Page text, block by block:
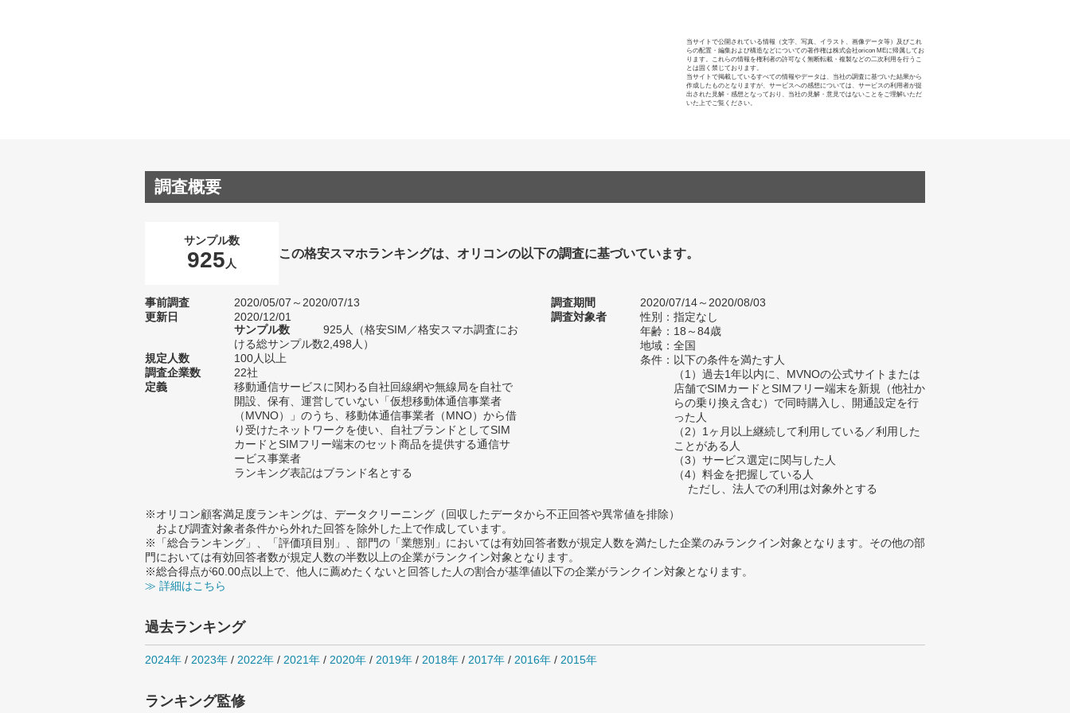
当サイトで公開されている情報（文字、写真、イラスト、画像データ等）及びこれ
らの配置・編集および構造などについての著作権は株式会社oricon MEに帰属してお
ります。これらの情報を権利者の許可なく無断転載・複製などの二次利用を行うこ
とは固く禁じております。
当サイトで掲載しているすべての情報やデータは、当社の調査に基づいた結果から
作成したものとなりますが、サービスへの感想については、サービスの利用者が提
出された見解・感想となっており、当社の見解・意見ではないことをご理解いただ
いた上でご覧ください。
調査概要
サンプル数
925 人
この格安スマホランキングは、オリコンの以下の調査に基づいています。
事前調査
2020/05/07～2020/07/13
更新日
2020/12/01
サンプル数
925人（格安SIM／格安スマホ調査にお
ける総サンプル数2,498人）
規定人数
100人以上
調査企業数
22社
定義
移動通信サービスに関わる自社回線網や無線局を自社で
開設、保有、運営していない「仮想移動体通信事業者
（MVNO）」のうち、移動体通信事業者（MNO）から借
り受けたネットワークを使い、自社ブランドとしてSIM
カードとSIMフリー端末のセット商品を提供する通信サ
ービス事業者
ランキング表記はブランド名とする
調査期間
2020/07/14～2020/08/03
調査対象者
性別：指定なし
年齢：18～84歳
地域：全国
条件：以下の条件を満たす人
（1）過去1年以内に、MVNOの公式サイトまたは
店舗でSIMカードとSIMフリー端末を新規（他社か
らの乗り換え含む）で同時購入し、開通設定を行
った人
（2）1ヶ月以上継続して利用している／利用した
ことがある人
（3）サービス選定に関与した人
（4）料金を把握している人
ただし、法人での利用は対象外とする
※オリコン顧客満足度ランキングは、データクリーニング（回収したデータから不正回答や異常値を排除）
および調査対象者条件から外れた回答を除外した上で作成しています。
※「総合ランキング」、「評価項目別」、部門の「業態別」においては有効回答者数が規定人数を満たした企業のみランクイン対象となります。その他の部
門においては有効回答者数が規定人数の半数以上の企業がランクイン対象となります。
※総合得点が60.00点以上で、他人に薦めたくないと回答した人の割合が基準値以下の企業がランクイン対象となります。
≫ 詳細はこちら
過去ランキング
2024年 / 2023年 / 2022年 / 2021年 / 2020年 / 2019年 / 2018年 / 2017年 / 2016年 / 2015年
ランキング監修